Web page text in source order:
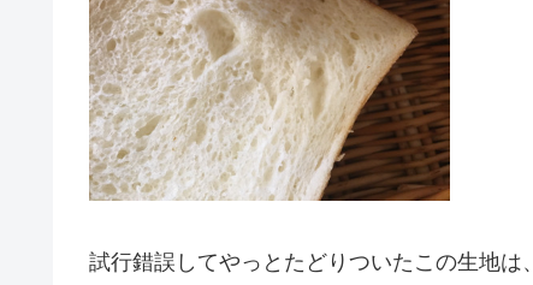
試行錯誤してやっとたどりついたこの生地は、